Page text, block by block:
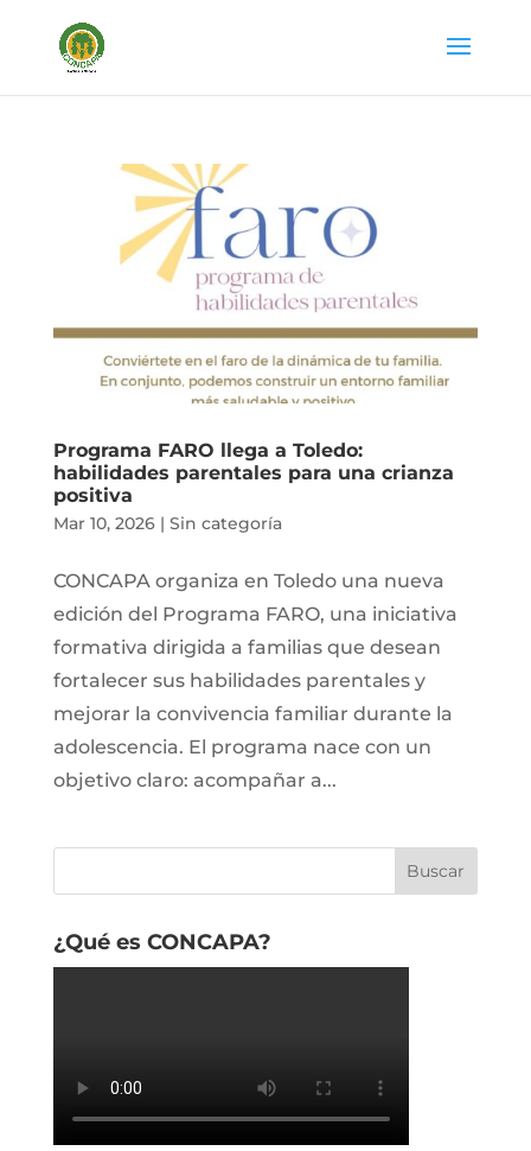
Programa FARO llega a Toledo:
habilidades parentales para una crianza
positiva
Mar 10, 2026| Sin categoría
CONCAPA organiza en Toledo una nueva
edición del Programa FARO, una iniciativa
formativa dirigida a familias que desean
fortalecer sus habilidades parentales y
mejorar la convivencia familiar durante la
adolescencia. El programa nace con un
objetivo claro: acompañar a...
¿Qué es CONCAPA?